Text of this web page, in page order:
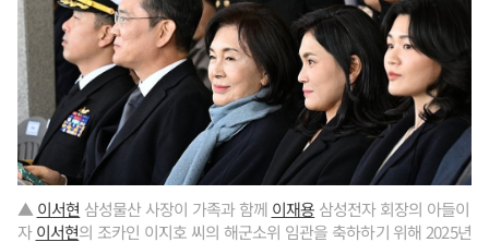
▲이서현 삼성물산 사장이 가족과 함께 이재용 삼성전자 회장의 아들이
자이서현의 조카인 이지호 씨의 해군소위 임관을 축하하기 위해 2025년